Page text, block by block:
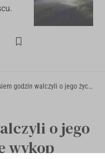
o jego życie! W międzyczasie wykop zalała woda…(ZDJĘCIA, WIDEO)
o jego
wykop